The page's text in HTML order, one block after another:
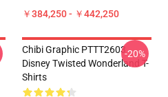
￥384,250 - ￥442,250
Chibi Graphic PTTT2603
Disney Twisted Wonderland T-
Shirts
-20%